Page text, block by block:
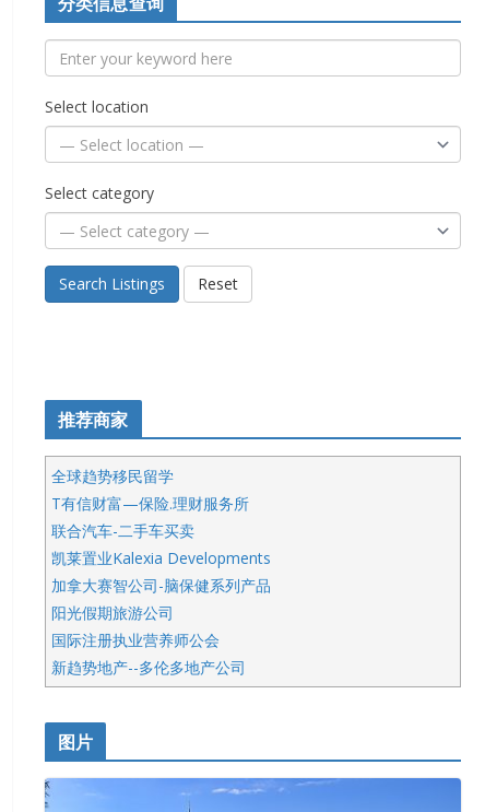
Select location
Select category
Search Listings Reset
推荐商家
全球趋势移民留学
T有信财富—保险.理财服务所
联合汽车-二手车买卖
凯莱置业Kalexia Developments
加拿大赛智公司-脑保健系列产品
阳光假期旅游公司
国际注册执业营养师公会
新趋势地产--多伦多地产公司
呱呱电器
开明车行KS CAR SALES & SERVICE
健健宝公司
皇后金融集团
图片